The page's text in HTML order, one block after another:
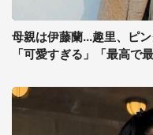
母親は伊藤蘭...趣里、ピ
「可愛すぎる」「最高で